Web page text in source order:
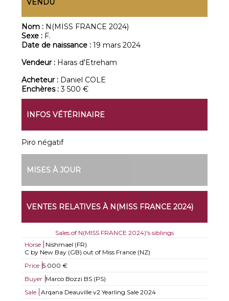
VENDU
Nom : N(MISS FRANCE 2024)
Sexe : F.
Date de naissance :19 mars 2024
Vendeur : Haras d'Etreham
Acheteur : Daniel COLE
Enchères :3 500 €
INFOS VÉTÉRINAIRE
Piro négatif
MISES À JOUR
VENTES RELATIVES À N(MISS FRANCE 2024)
Sales of N(MISS FRANCE 2024)'s siblings
Horse
Nishmael (FR)
C by New Bay (GB) out of Miss France (NZ)
Price 5.000 €
Buyer Marco Bozzi BS (PS)
Sale
Arqana Deauville v2 Yearling Sale 2024